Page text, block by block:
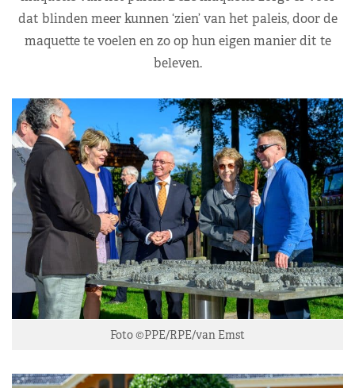
dat blinden meer kunnen ‘zien’ van het paleis, door de
maquette te voelen en zo op hun eigen manier dit te
beleven.
Foto ©PPE/RPE/van Emst